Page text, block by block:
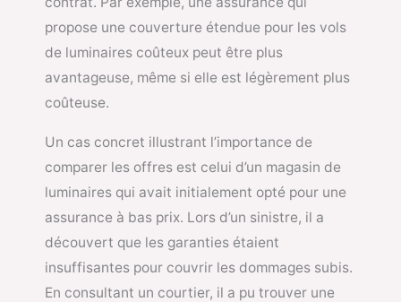
propose une couverture étendue pour les vols
de luminaires coûteux peut être plus
avantageuse, même si elle est légèrement plus
coûteuse.
Un cas concret illustrant l’importance de
comparer les offres est celui d’un magasin de
luminaires qui avait initialement opté pour une
assurance à bas prix. Lors d’un sinistre, il a
découvert que les garanties étaient
insuffisantes pour couvrir les dommages subis.
En consultant un courtier, il a pu trouver une